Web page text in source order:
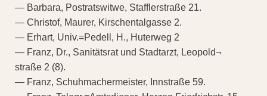
— Barbara, Postratswitwe, Stafflerstraße 21.
— Christof, Maurer, Kirschentalgasse 2.
— Erhart, Univ.=Pedell, H., Huterweg 2
— Franz, Dr., Sanitätsrat und Stadtarzt, Leopold¬
straße 2 (8).
— Franz, Schuhmachermeister, Innstraße 59.